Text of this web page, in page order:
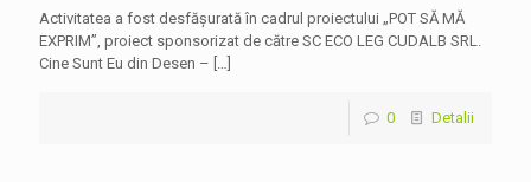
Activitatea a fost desfășurată în cadrul proiectului „POT SĂ MĂ
EXPRIM”, proiect sponsorizat de către SC ECO LEG CUDALB SRL.
Cine Sunt Eu din Desen –
0 Detalii